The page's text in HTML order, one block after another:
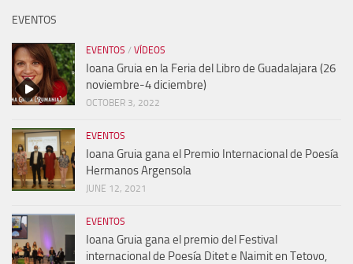
EVENTOS
EVENTOS / VÍDEOS
Ioana Gruia en la Feria del Libro de Guadalajara (26
noviembre-4 diciembre)
OCTOBER 3, 2022
EVENTOS
Ioana Gruia gana el Premio Internacional de Poesía
Hermanos Argensola
JUNE 12, 2021
EVENTOS
Ioana Gruia gana el premio del Festival
internacional de Poesía Ditet e Naimit en Tetovo,